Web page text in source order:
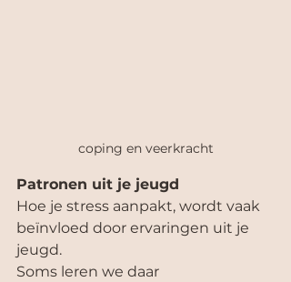
coping en veerkracht
Patronen uit je jeugd
Hoe je stress aanpakt, wordt vaak
beïnvloed door ervaringen uit je
jeugd.
Soms leren we daar